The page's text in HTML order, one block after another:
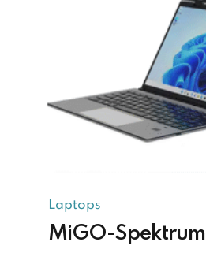
Laptops
MiGO-Spektrum